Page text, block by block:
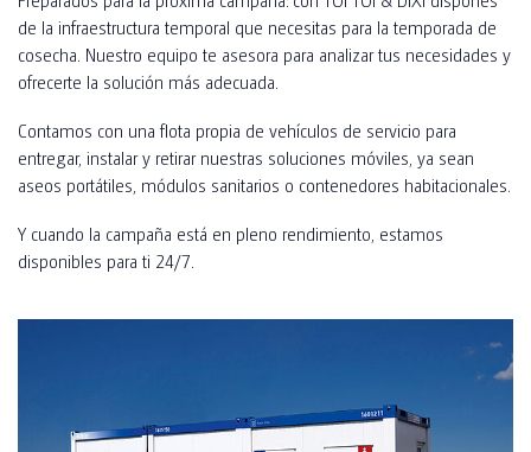
COMPLEMENTOS
TOI® AIR HEATER
TOI® PIPI
TOI® PIPI WOMEN X3
TOI® PIPI X4 II
TOI® PIPI X8
TOI® PIPI CONNECT X8 II
CONSTRUCCIÓN INDUSTRIAL
CONSTRUCCIÓN PRIVADA
FAQ
de la infraestructura temporal que necesitas para la temporada de
cosecha. Nuestro equipo te asesora para analizar tus necesidades y
ofrecerte la solución más adecuada.
Contamos con una flota propia de vehículos de servicio para
entregar, instalar y retirar nuestras soluciones móviles, ya sean
aseos portátiles, módulos sanitarios o contenedores habitacionales.
Y cuando la campaña está en pleno rendimiento, estamos
disponibles para ti 24/7.